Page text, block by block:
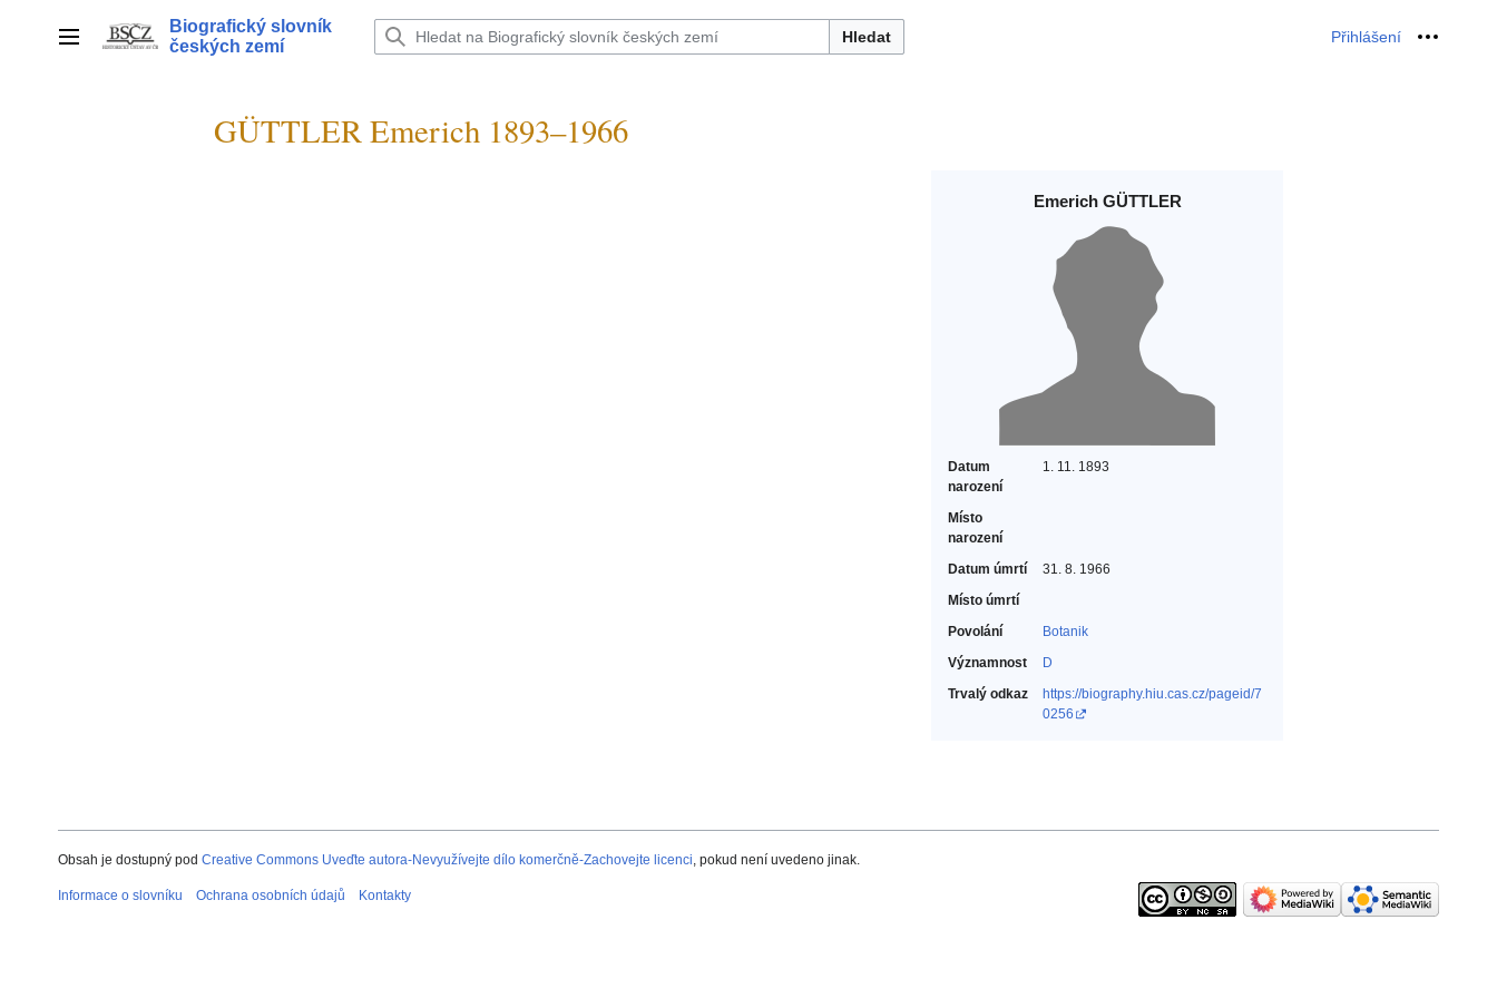
Hlavní menu
Biografický slovník
českých zemí
Hledat Přihlášení Osobní
GÜTTLER Emerich 1893–1966
Emerich GÜTTLER
Datum
narození
1. 11. 1893
Místo
narození
Datum úmrtí
31. 8. 1966
Místo úmrtí
Povolání
Botanik‎
Významnost
D
Trvalý odkaz
https://biography.hiu.cas.cz/pageid/7
0256
Obsah je dostupný pod Creative Commons Uveďte autora-Nevyužívejte dílo komerčně-Zachovejte licenci, pokud není uvedeno jinak.
Informace o slovníku Ochrana osobních údajů Kontakty